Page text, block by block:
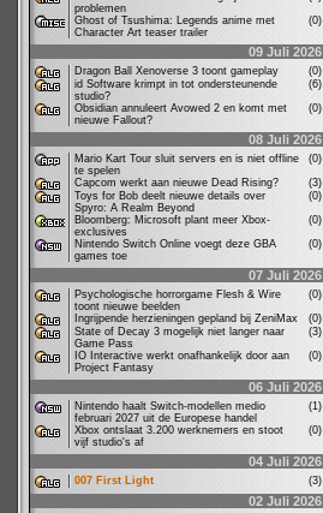
problemen
Ghost of Tsushima: Legends anime met
Character Art teaser trailer
(0)
09 Juli 2026
Dragon Ball Xenoverse 3 toont gameplay
(0)
id Software krimpt in tot ondersteunende
studio?
(6)
Obsidian annuleert Avowed 2 en komt met
nieuwe Fallout?
(0)
08 Juli 2026
Mario Kart Tour sluit servers en is niet offline
te spelen
(0)
Capcom werkt aan nieuwe Dead Rising?
(3)
Toys for Bob deelt nieuwe details over
Spyro: A Realm Beyond
(0)
Bloomberg: Microsoft plant meer Xbox-
exclusives
(0)
Nintendo Switch Online voegt deze GBA
games toe
(0)
07 Juli 2026
Psychologische horrorgame Flesh & Wire
toont nieuwe beelden
(0)
Ingrijpende herzieningen gepland bij ZeniMax
(0)
State of Decay 3 mogelijk niet langer naar
Game Pass
(3)
IO Interactive werkt onafhankelijk door aan
Project Fantasy
(0)
06 Juli 2026
Nintendo haalt Switch-modellen medio
februari 2027 uit de Europese handel
(1)
Xbox ontslaat 3.200 werknemers en stoot
vijf studio's af
(0)
04 Juli 2026
007 First Light (3)
02 Juli 2026